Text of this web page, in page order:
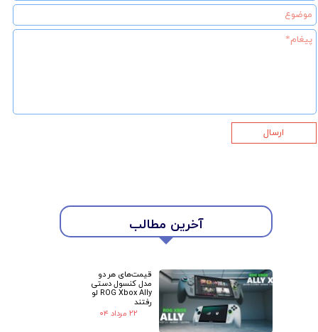
★ آخرین مطالب
قیمت‌های هر دو
مدل کنسول دستی
ROG Xbox Ally لو
رفتند
۲۲ مرداد ۰۴
ارسال